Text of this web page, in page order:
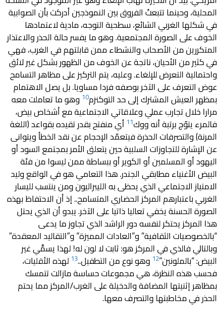
المحلية، وحينما تتبعتُ الفروق بين النموذجين أدركت بأن الصوابية
في شكلها الغربي الشائع، سطحية التوجه، مادية لاعتمادها
الخوف على الصورة المجتمعية. وهو ما يفسر حالة الحذر والاعتذار
المتكررين من الأصحاب والنشطاء ممن قابلتهم في الغرب، فهي
في كثير من الأحيان، ناتجة عن الخوف من الظهور بشكل غير لائق
واحتمالية التعرض للإلغاء. وعليه، يتم التركيز على مظاهر التسامح
عوض التعرف على الآخر بوصفه فردا مساويا. بل يصل الاهتمام
بمظهر العيش المشترك إلى حد التوكنزم10 وهو ما تعاملت معه
مرارا خلال تجارب عملي وعلاقاتي الاجتماعية مع أشخاص بيض،
فالمرء يتوّج برتبة أنه ووك11 أي منفتح بقدر تقيده بقواعد (اللغة
المرنة) والتصرفات الحذرة فيتعمّد الإحجام عن نقد الخطأ ويتوانى
عن الإشارة للتجاوزات السلبية حين يتعلق الأمر بمجتمع السود أو
اليهود أو المسلمين أو الكوير أو ببساطة ممن ليسوا من فئة
البيض الأغنياء مطابقي الجندر. هذا التعامي هو في الواقع وليد
الامتياز الاجتماعي الذي يحظى به الليبراليون ومن ينتسب لليسار
الغربي باعتبارهم المركز الحضاري المتسامح.. إذ أن الاحتفاظ بهذه
الصورة الحسنة يخفي تعاليا ذاتيا على الآخر. يبدو أن الذي يحتل
هذا المركز يحتكر لنفسه دور الراشد الذي تجاوز ما يدعى
“بالخصوصيات الثقافية” و”العادات المميزة” و”التقاليد المعقدة”
وبالتالي فالذي في المركز هو: ثابت لا لون له! لهذا يسمَّي غير
البيض: “بالملونين”12 وهو نوع من التطفيل..13 لهذه الأقليات،
فحسب هذه النظرة، هي مجموعات حساسة مازالت تتمسك
بمظاهر إثنيتها المضافة والدخيلة على الغرب‪/‬المركز مما يحتم
الحذر في مخاطبتها والتصرف معها‪.‬